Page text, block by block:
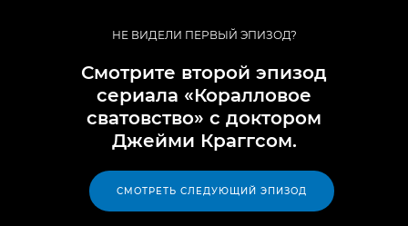
НЕ ВИДЕЛИ ПЕРВЫЙ ЭПИЗОД?
Смотрите второй эпизод
сериала «Коралловое
сватовство» с доктором
Джейми Краггсом.
СМОТРЕТЬ СЛЕДУЮЩИЙ ЭПИЗОД